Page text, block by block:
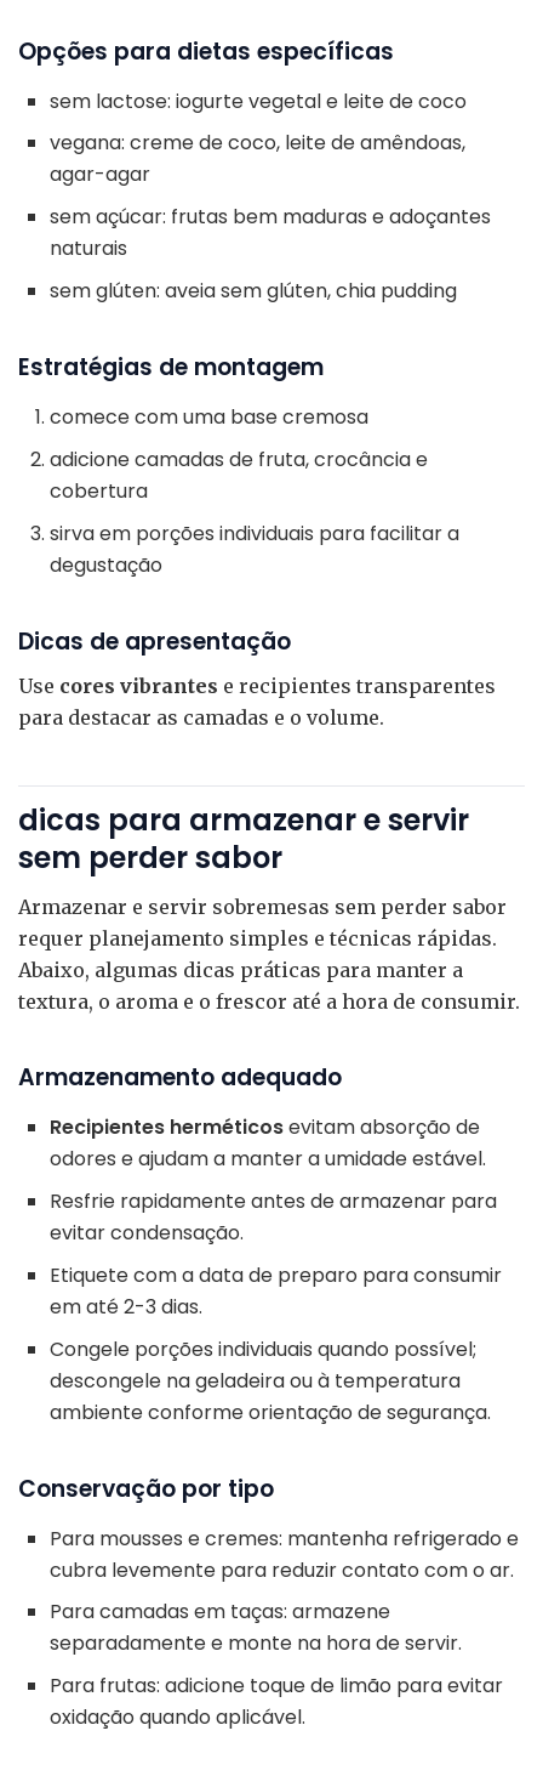
Opções para dietas específicas
sem lactose: iogurte vegetal e leite de coco
vegana: creme de coco, leite de amêndoas,
agar-agar
sem açúcar: frutas bem maduras e adoçantes
naturais
sem glúten: aveia sem glúten, chia pudding
Estratégias de montagem
comece com uma base cremosa
adicione camadas de fruta, crocância e
cobertura
sirva em porções individuais para facilitar a
degustação
Dicas de apresentação
Use cores vibrantes e recipientes transparentes
para destacar as camadas e o volume.
dicas para armazenar e servir
sem perder sabor
Armazenar e servir sobremesas sem perder sabor
requer planejamento simples e técnicas rápidas.
Abaixo, algumas dicas práticas para manter a
textura, o aroma e o frescor até a hora de consumir.
Armazenamento adequado
Recipientes herméticosevitam absorção de
odores e ajudam a manter a umidade estável.
Resfrie rapidamente antes de armazenar para
evitar condensação.
Etiquete com a data de preparo para consumir
em até 2-3 dias.
Congele porções individuais quando possível;
descongele na geladeira ou à temperatura
ambiente conforme orientação de segurança.
Conservação por tipo
Para mousses e cremes: mantenha refrigerado e
cubra levemente para reduzir contato com o ar.
Para camadas em taças: armazene
separadamente e monte na hora de servir.
Para frutas: adicione toque de limão para evitar
oxidação quando aplicável.